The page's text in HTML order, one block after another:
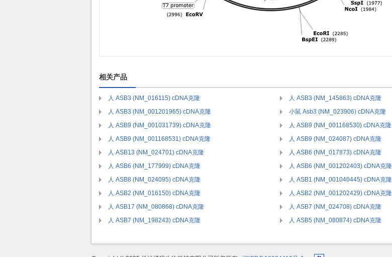
相关产品
人 ASB3 (NM_016115) cDNA克隆
人 ASB3 (NM_145863) cDNA克隆
人 ASB3 (NM_001201965) cDNA克隆
小鼠 Asb3 (NM_023906) cDNA克隆
人 ASB9 (NM_001031739) cDNA克隆
人 ASB9 (NM_001168530) cDNA克隆
人 ASB9 (NM_001168531) cDNA克隆
人 ASB9 (NM_024087) cDNA克隆
人 ASB13 (NM_024701) cDNA克隆
人 ASB6 (NM_017873) cDNA克隆
人 ASB6 (NM_177999) cDNA克隆
人 ASB6 (NM_001202403) cDNA克隆
人 ASB8 (NM_024095) cDNA克隆
人 ASB1 (NM_001040445) cDNA克隆
人 ASB2 (NM_016150) cDNA克隆
人 ASB2 (NM_001202429) cDNA克隆
人 ASB17 (NM_080868) cDNA克隆
人 ASB7 (NM_024708) cDNA克隆
人 ASB7 (NM_198243) cDNA克隆
人 ASB5 (NM_080874) cDNA克隆